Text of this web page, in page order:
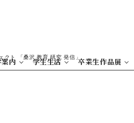
内 学生生活 卒業生作品展
クト 「桑沢 教育 研究 発信」